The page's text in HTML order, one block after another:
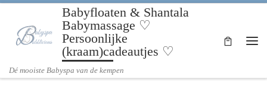
Ga naar inhoudBabyfloaten & Shantala
Babymassage ♡
Persoonlijke
(kraam)cadeautjes ♡
Dé mooiste Babyspa van de kempen